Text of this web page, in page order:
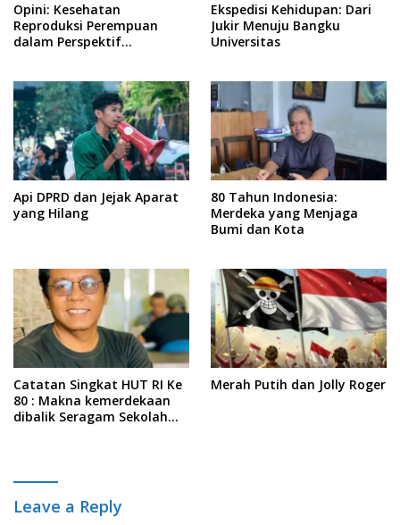
Opini: Kesehatan
Reproduksi Perempuan
dalam Perspektif
Ekspedisi Kehidupan: Dari
Jukir Menuju Bangku
Universitas
Api DPRD dan Jejak Aparat
yang Hilang
80 Tahun Indonesia:
Merdeka yang Menjaga
Bumi dan Kota
Catatan Singkat HUT RI Ke
80 : Makna kemerdekaan
dibalik Seragam Sekolah
Merah Putih dan Jolly Roger
Leave a Reply